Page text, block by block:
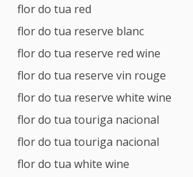
flor do tua red
flor do tua reserve blanc
flor do tua reserve red wine
flor do tua reserve vin rouge
flor do tua reserve white wine
flor do tua touriga nacional
flor do tua touriga nacional
flor do tua white wine